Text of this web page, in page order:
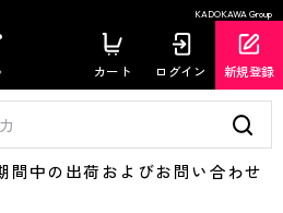
KADOKAWA Group
カート ログイン 新規登録
中の出荷およびお問い合わせ